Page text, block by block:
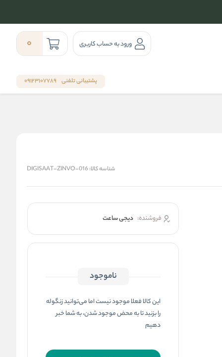
ورود به حساب کاربری 0
پشتیبانی تلفنی 09123107789
شناسه کالا: DIGISAAT-ZINVO-016
فروشنده: دیجی ساعت
ناموجود
این کالا فعلا موجود نیست اما می‌توانید زنگوله
را بزنید تا به محض موجود شدن، به شما خبر
دهیم